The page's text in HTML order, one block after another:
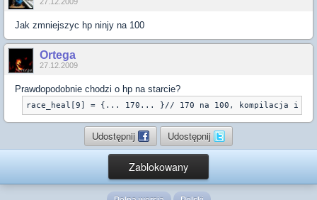
Jak zmniejszyc hp ninjy na 100
Ortega
27.12.2009
Prawdopodobnie chodzi o hp na starcie?
race_heal[9] = {... 170... }// 170 na 100, kompilacja i
Udostępnij Udostępnij
Zablokowany